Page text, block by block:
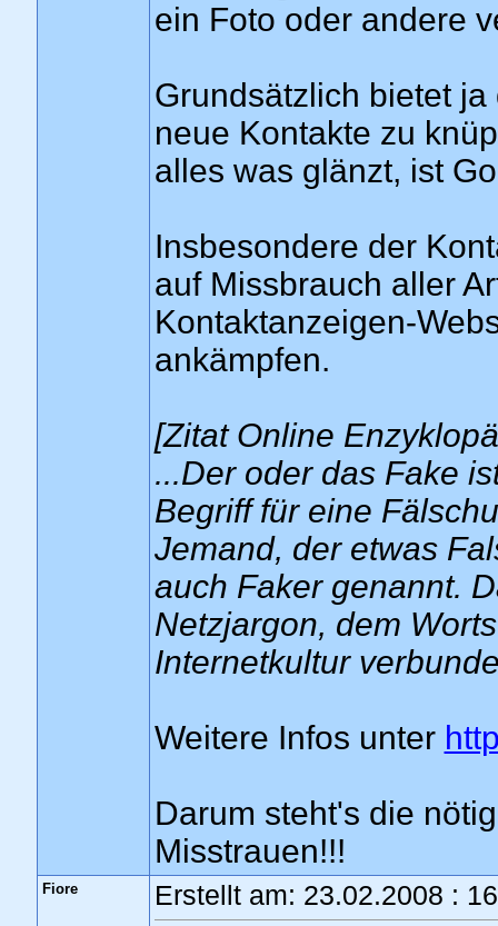
ein Foto oder andere
Grundsätzlich bietet
neue Kontakte zu
alles was glänzt, ist
Insbesondere der
auf Missbrauch aller
Kontaktanzeigen-
ankämpfen.
[Zitat Online
...Der oder das Fake
Begriff für eine
Jemand, der etwas
auch Faker genannt.
Netzjargon, dem
Internetkultur
Weitere Infos unter
Darum steht's die
Misstrauen!!!
Fiore Erstellt am: 23.02.2008 :